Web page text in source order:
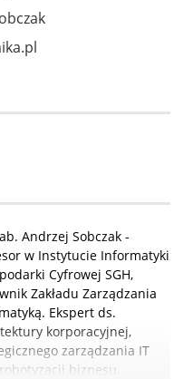
Andrzej Sobczak -
w Instytucie Informatyki
Cyfrowej SGH,
Zakładu Zarządzania
Ekspert ds.
korporacyjnej,
zarządzania IT
biznesu.